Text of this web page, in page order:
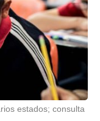
estados; consulta